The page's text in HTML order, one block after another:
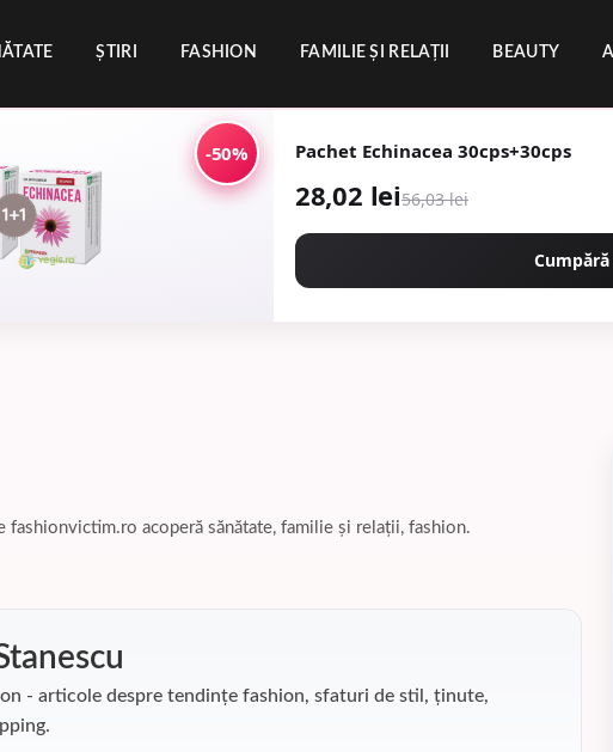
ȘTIRI FASHION FAMILIE ȘI RELAȚII BEAUTY
-50% Pachet Echinacea 30cps+30cps
28,02 lei56,03 lei
fashionvictim.ro acoperă sănătate, familie și relații, fashion.
- articole despre tendințe fashion, sfaturi de stil, ținute,